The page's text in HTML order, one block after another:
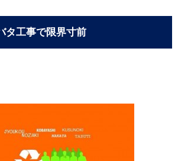
タ工事で限界寸前